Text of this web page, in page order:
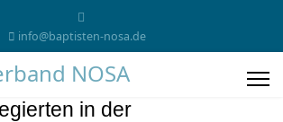
info@baptisten-nosa.de
in der